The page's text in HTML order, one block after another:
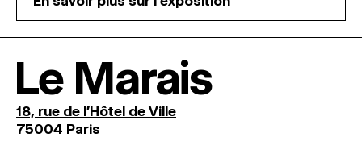
Le Marais
18, rue de l'Hôtel de Ville
75004 Paris